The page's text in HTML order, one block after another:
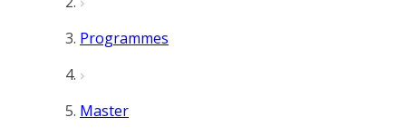
Programmes
Master